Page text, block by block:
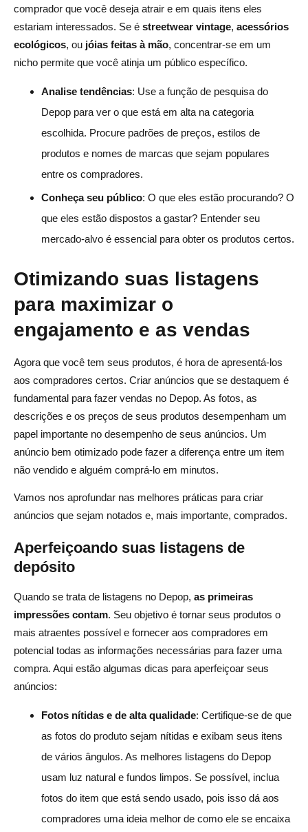
comprador que você deseja atrair e em quais itens eles
estariam interessados. Se é streetwear vintage, acessórios
ecológicos, ou jóias feitas à mão, concentrar-se em um
nicho permite que você atinja um público específico.
Analise tendências: Use a função de pesquisa do
Depop para ver o que está em alta na categoria
escolhida. Procure padrões de preços, estilos de
produtos e nomes de marcas que sejam populares
entre os compradores.
Conheça seu público: O que eles estão procurando? O
que eles estão dispostos a gastar? Entender seu
mercado-alvo é essencial para obter os produtos certos.
Otimizando suas listagens
para maximizar o
engajamento e as vendas
Agora que você tem seus produtos, é hora de apresentá-los
aos compradores certos. Criar anúncios que se destaquem é
fundamental para fazer vendas no Depop. As fotos, as
descrições e os preços de seus produtos desempenham um
papel importante no desempenho de seus anúncios. Um
anúncio bem otimizado pode fazer a diferença entre um item
não vendido e alguém comprá-lo em minutos.
Vamos nos aprofundar nas melhores práticas para criar
anúncios que sejam notados e, mais importante, comprados.
Aperfeiçoando suas listagens de
depósito
Quando se trata de listagens no Depop, as primeiras
impressões contam. Seu objetivo é tornar seus produtos o
mais atraentes possível e fornecer aos compradores em
potencial todas as informações necessárias para fazer uma
compra. Aqui estão algumas dicas para aperfeiçoar seus
anúncios:
Fotos nítidas e de alta qualidade: Certifique-se de que
as fotos do produto sejam nítidas e exibam seus itens
de vários ângulos. As melhores listagens do Depop
usam luz natural e fundos limpos. Se possível, inclua
fotos do item que está sendo usado, pois isso dá aos
compradores uma ideia melhor de como ele se encaixa